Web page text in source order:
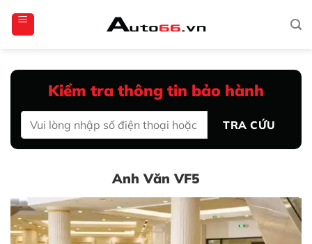
qua
Kiểm tra thông tin bảo hành
TRA CỨU
Anh Văn VF5